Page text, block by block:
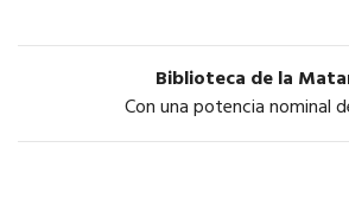
Biblioteca de la
Con una potencia nominal